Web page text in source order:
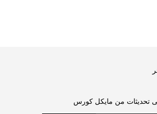
تحديثات من مايكل كورس